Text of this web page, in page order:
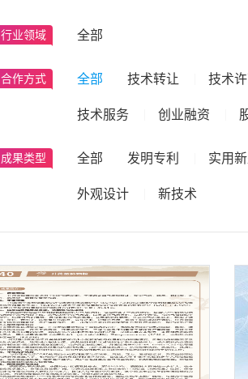
行业领域 全部
合作方式 全部 技术转让 技术
技术服务 创业融资
成果类型 全部 发明专利 实用
外观设计 新技术